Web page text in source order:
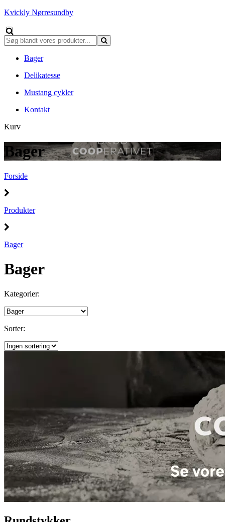
Kvickly Nørresundby
Bager
Delikatesse
Mustang cykler
Kontakt
Kurv
Bager
Forside
Produkter
Bager
Bager
Kategorier:
Sorter: